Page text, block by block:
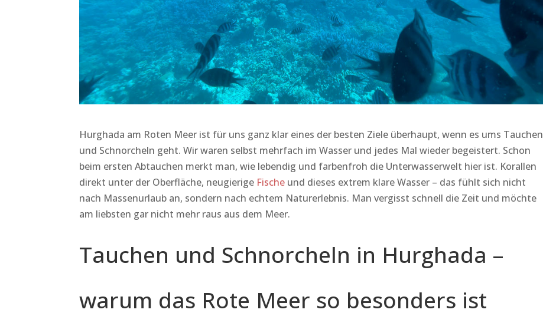
Hurghada am Roten Meer ist für uns ganz klar eines der besten Ziele überhaupt, wenn es ums Tauchen
und Schnorcheln geht. Wir waren selbst mehrfach im Wasser und jedes Mal wieder begeistert. Schon
beim ersten Abtauchen merkt man, wie lebendig und farbenfroh die Unterwasserwelt hier ist. Korallen
direkt unter der Oberfläche, neugierige Fische und dieses extrem klare Wasser – das fühlt sich nicht
nach Massenurlaub an, sondern nach echtem Naturerlebnis. Man vergisst schnell die Zeit und möchte
am liebsten gar nicht mehr raus aus dem Meer.
Tauchen und Schnorcheln in Hurghada –
warum das Rote Meer so besonders ist